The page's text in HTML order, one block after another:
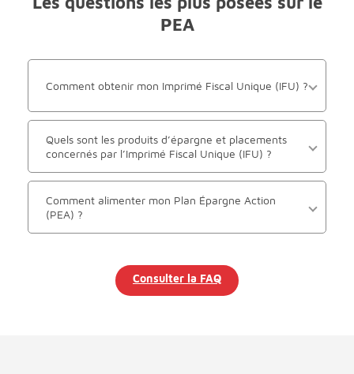
PEA
Comment obtenir mon Imprimé Fiscal Unique (IFU) ?
Quels sont les produits d’épargne et placements
concernés par l’Imprimé Fiscal Unique (IFU) ?
Comment alimenter mon Plan Épargne Action
(PEA) ?
Consulter la FAQ